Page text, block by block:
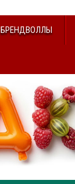
БРЕНДВОЛЛЫ